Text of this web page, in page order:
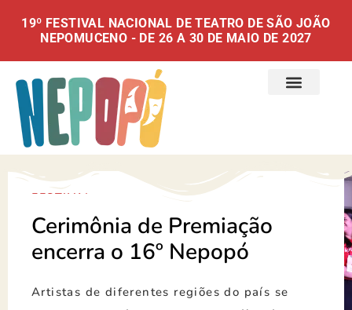
19º FESTIVAL NACIONAL DE TEATRO DE SÃO JOÃO
NEPOMUCENO - DE 26 A 30 DE MAIO DE 2027
FESTIVAL
Cerimônia de Premiação
encerra o 16º Nepopó
Artistas de diferentes regiões do país se